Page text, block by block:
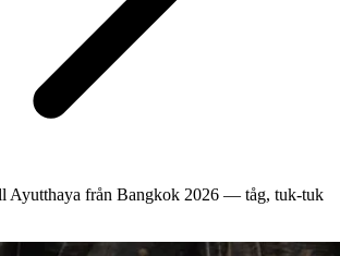
Ayutthaya från Bangkok 2026 — tåg, tuk-tuk